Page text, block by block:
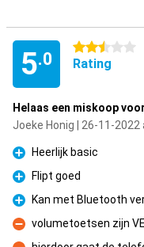
5.0
2.5 stars
Rating
Helaas een miskoop
Joeke Honig | 26-11-
Pro
Heerlijk basic
Pro
Flipt goed
Pro
Kan met Bluetooth
Con
volumetoetsen zijn